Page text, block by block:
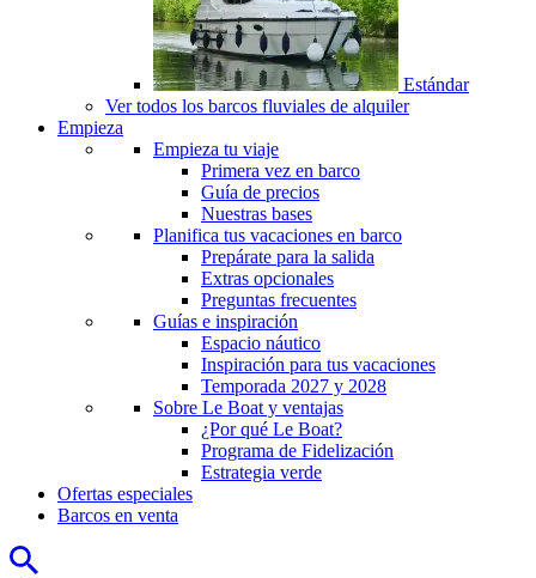
Estándar
Ver todos los barcos fluviales de alquiler
Empieza
Empieza tu viaje
Primera vez en barco
Guía de precios
Nuestras bases
Planifica tus vacaciones en barco
Prepárate para la salida
Extras opcionales
Preguntas frecuentes
Guías e inspiración
Espacio náutico
Inspiración para tus vacaciones
Temporada 2027 y 2028
Sobre Le Boat y ventajas
¿Por qué Le Boat?
Programa de Fidelización
Estrategia verde
Ofertas especiales
Barcos en venta